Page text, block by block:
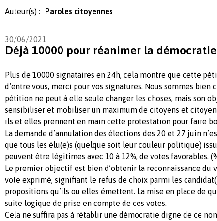
Auteur(s) : Paroles citoyennes
30/06/2021
Déjà 10000 pour réanimer la
Plus de 10000 signataires en 24h, cela montre que cette
d’entre vous, merci pour vos signatures. Nous sommes bien
pétition ne peut à elle seule changer les choses, mais son
sensibiliser et mobiliser un maximum de citoyens et
ils et elles prennent en main cette protestation pour faire
La demande d’annulation des élections des 20 et 27 juin
que tous les élu(e)s (quelque soit leur couleur politique)
peuvent être légitimes avec 10 à 12%, de votes favorables.
Le premier objectif est bien d’obtenir la reconnaissance du
vote exprimé, signifiant le refus de choix parmi les
propositions qu’ils ou elles émettent. La mise en place de
suite logique de prise en compte de ces votes.
Cela ne suffira pas à rétablir une démocratie digne de ce